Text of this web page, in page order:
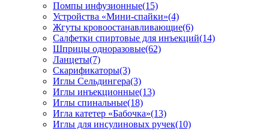
Помпы инфузионные(15)
Устройства «Мини-спайки»(4)
Жгуты кровоостанавливающие(6)
Салфетки спиртовые для инъекций(14)
Шприцы одноразовые(62)
Ланцеты(7)
Скарификаторы(3)
Иглы Сельдингера(3)
Иглы инъекционные(13)
Иглы спинальные(18)
Игла катетер «Бабочка»(13)
Иглы для инсулиновых ручек(10)